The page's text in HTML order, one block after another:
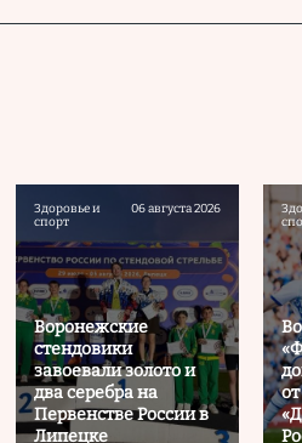
Здоровье и
спорт
06 августа 2026
Воронежские
стендовики
завоевали золото и
два серебра на
Первенстве России в
Липецке